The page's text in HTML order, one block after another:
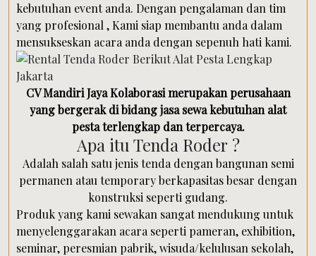
kebutuhan event anda. Dengan pengalaman dan tim
yang profesional , Kami siap membantu anda dalam
mensukseskan acara anda dengan sepenuh hati kami.
CV Mandiri Jaya Kolaborasi merupakan perusahaan
yang bergerak di bidang jasa sewa kebutuhan alat
pesta terlengkap dan terpercaya.
Apa itu Tenda Roder ?
Adalah salah satu jenis tenda dengan bangunan semi
permanen atau temporary berkapasitas besar dengan
konstruksi seperti gudang.
Produk yang kami sewakan sangat mendukung untuk
menyelenggarakan acara seperti pameran, exhibition,
seminar, peresmian pabrik, wisuda/kelulusan sekolah,